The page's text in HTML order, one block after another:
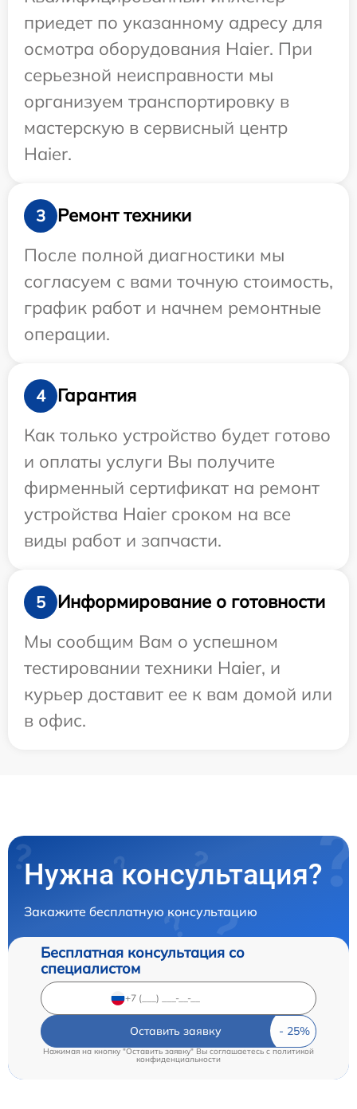
приедет по указанному адресу для
осмотра оборудования Haier. При
серьезной неисправности мы
организуем транспортировку в
мастерскую в сервисный центр
Haier.
3
Ремонт техники
После полной диагностики мы
согласуем с вами точную стоимость,
график работ и начнем ремонтные
операции.
4
Гарантия
Как только устройство будет готово
и оплаты услуги Вы получите
фирменный сертификат на ремонт
устройства Haier сроком на все
виды работ и запчасти.
5
Информирование о готовности
Мы сообщим Вам о успешном
тестировании техники Haier, и
курьер доставит ее к вам домой или
в офис.
Нужна консультация?
Закажите бесплатную консультацию
Бесплатная консультация со
специалистом
Оставить заявку
Нажимая на кнопку "Оставить заявку" Вы соглашаетесь cполитикой
конфиденциальности